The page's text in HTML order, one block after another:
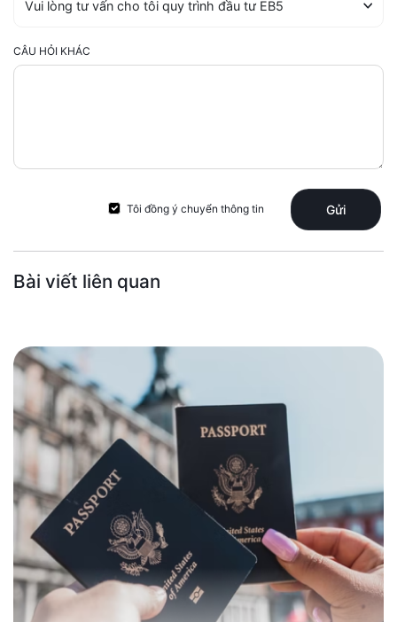
CÂU HỎI KHÁC
Tôi đồng ý chuyển thông tin Gửi
Bài viết liên quan